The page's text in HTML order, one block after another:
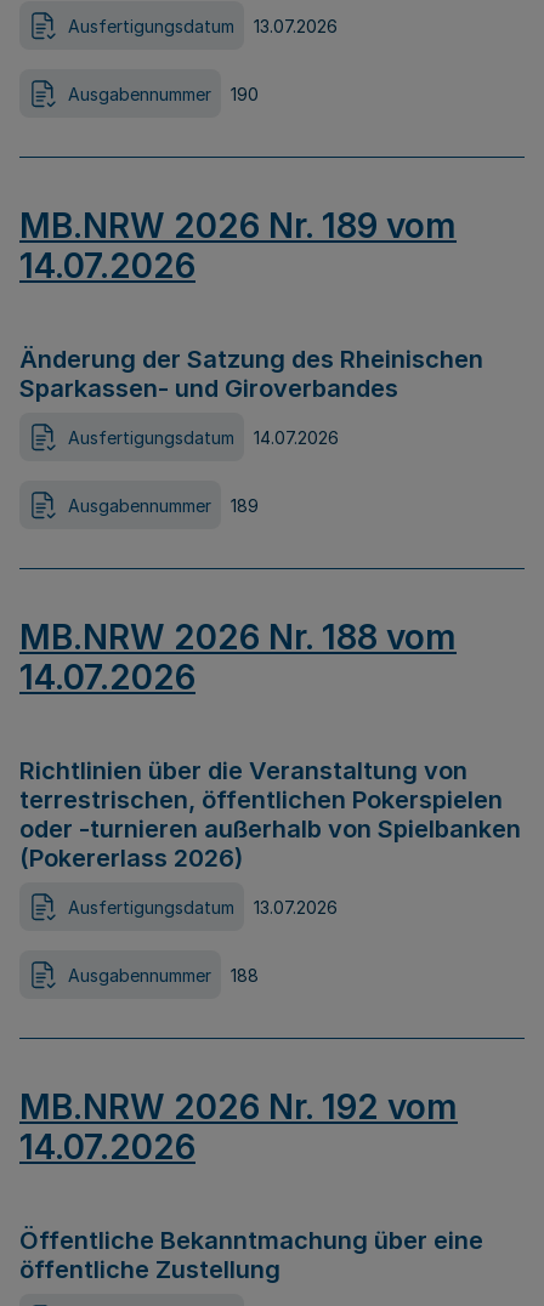
Ausfertigungsdatum 13.07.2026
Ausgabennummer 190
MB.NRW 2026 Nr. 189 vom
14.07.2026
Änderung der Satzung des Rheinischen
Sparkassen- und Giroverbandes
Ausfertigungsdatum 14.07.2026
Ausgabennummer 189
MB.NRW 2026 Nr. 188 vom
14.07.2026
Richtlinien über die Veranstaltung von
terrestrischen, öffentlichen Pokerspielen
oder -turnieren außerhalb von Spielbanken
(Pokererlass 2026)
Ausfertigungsdatum 13.07.2026
Ausgabennummer 188
MB.NRW 2026 Nr. 192 vom
14.07.2026
Öffentliche Bekanntmachung über eine
öffentliche Zustellung